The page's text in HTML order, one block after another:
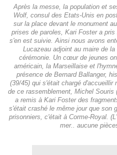
Après la messe, la population et
Wolf, consul des Etats-Unis en
sur la place devant le monument
prises de paroles, Kari Foster a
s'en est suivie. Ainsi nous avons
Lucazeau adjoint au maire de
cérémonie. Un cœur de jeunes
américain, la Marseillaise et
présence de Bernard Ballanger,
(39/45) qui s'était chargé d'accueillir
de ce rassemblement, Michel
a remis à Kari Foster des
s'était crashé le même jour que son
prisonniers, c'était à Corme-Royal.
mer.. aucune